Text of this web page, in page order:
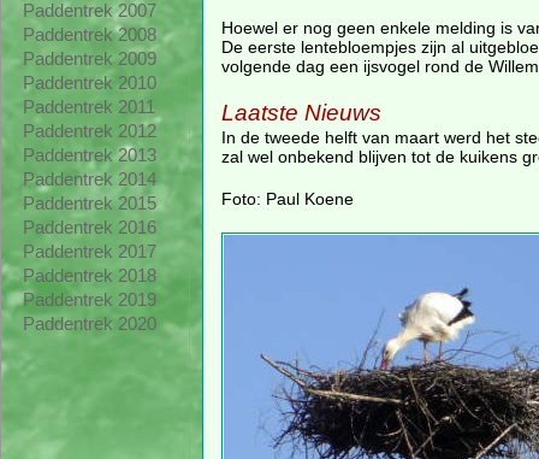
Paddentrek 2007
Paddentrek 2008
Paddentrek 2009
Paddentrek 2010
Paddentrek 2011
Paddentrek 2012
Paddentrek 2013
Paddentrek 2014
Paddentrek 2015
Paddentrek 2016
Paddentrek 2017
Paddentrek 2018
Paddentrek 2019
Paddentrek 2020
Hoewel er nog geen enkele melding is
De eerste lentebloempjes zijn al
volgende dag een ijsvogel rond de
Laatste Nieuws
In de tweede helft van maart werd het
zal wel onbekend blijven tot de kuikens
Foto: Paul Koene